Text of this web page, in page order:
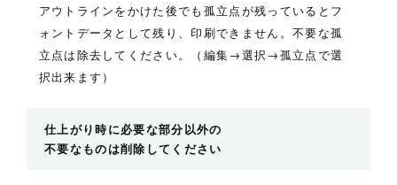
アウトラインをかけた後でも孤立点が残っているとフ
ォントデータとして残り、印刷できません。不要な孤
立点は除去してください。（編集→選択→孤立点で選
択出来ます）
仕上がり時に必要な部分以外の
不要なものは削除してください